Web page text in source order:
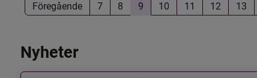
Föregående 7 8 9 10 11 12 13
Nyheter